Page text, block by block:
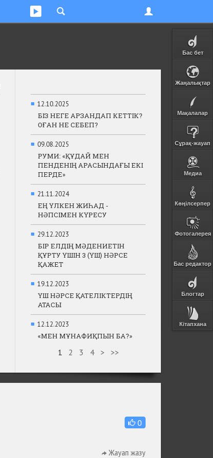
Бас бет
Жаңалықтар
Мақалалар
Сұрақ-жауап
Медиа
Көңілсерпер
Фотогалерея
Бас редактор
Блогтар
Кітапхана
■ 12.10.2025
БІЗ НЕГЕ АРЗАНДАП КЕТТІК?
ОҒАН НЕ СЕБЕП?
■ 09.08.2025
РУМИ: «ҚҰДАЙ МЕН
ПЕНДЕНІҢ АРАСЫНДАҒЫ ЕКІ
ПЕРДЕ»
■ 21.11.2024
ЕҢ ҮЛКЕН ЖИҺАД -
НӘПСІМЕН КҮРЕСУ
■ 29.12.2023
БІР ЕЛДІҢ МӘДЕНИЕТІН
ҚҰРТУ ҮШІН 3 (ҮШ) НӘРСЕ
ҚАЖЕТ
■ 19.12.2023
ҮШ НӘРСЕ ҚАТЕЛІКТЕРДІҢ
АТАСЫ
■ 12.12.2023
«МЕН МҰНАФИҚПЫН БА?»
1 2 3 4 > >>
0
Жауап жазу